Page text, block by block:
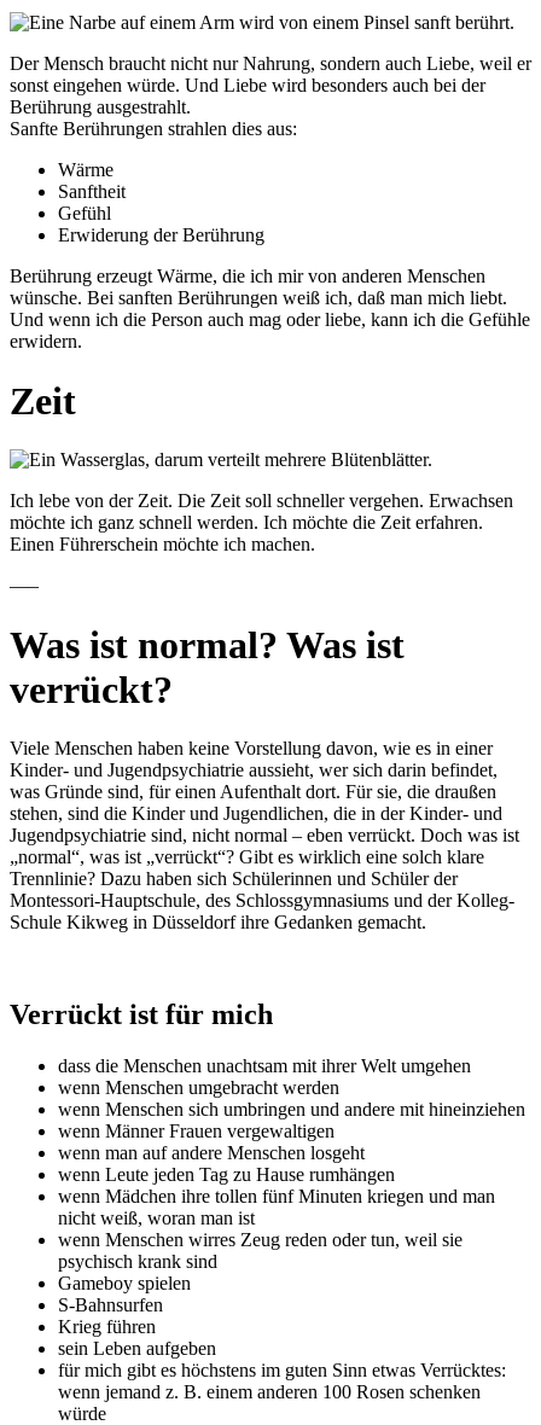
Der Mensch braucht nicht nur Nahrung, sondern auch Liebe, weil er
sonst eingehen würde. Und Liebe wird besonders auch bei der
Berührung ausgestrahlt.
Sanfte Berührungen strahlen dies aus:
Wärme
Sanftheit
Gefühl
Erwiderung der Berührung
Berührung erzeugt Wärme, die ich mir von anderen Menschen
wünsche. Bei sanften Berührungen weiß ich, daß man mich liebt.
Und wenn ich die Person auch mag oder liebe, kann ich die Gefühle
erwidern.
Zeit
Ich lebe von der Zeit. Die Zeit soll schneller vergehen. Erwachsen
möchte ich ganz schnell werden. Ich möchte die Zeit erfahren.
Einen Führerschein möchte ich machen.
—–
Was ist normal? Was ist
verrückt?
Viele Menschen haben keine Vorstellung davon, wie es in einer
Kinder- und Jugendpsychiatrie aussieht, wer sich darin befindet,
was Gründe sind, für einen Aufenthalt dort. Für sie, die draußen
stehen, sind die Kinder und Jugendlichen, die in der Kinder- und
Jugendpsychiatrie sind, nicht normal – eben verrückt. Doch was ist
„normal“, was ist „verrückt“? Gibt es wirklich eine solch klare
Trennlinie? Dazu haben sich Schülerinnen und Schüler der
Montessori-Hauptschule, des Schlossgymnasiums und der Kolleg-
Schule Kikweg in Düsseldorf ihre Gedanken gemacht.
Verrückt ist für mich
dass die Menschen unachtsam mit ihrer Welt umgehen
wenn Menschen umgebracht werden
wenn Menschen sich umbringen und andere mit hineinziehen
wenn Männer Frauen vergewaltigen
wenn man auf andere Menschen losgeht
wenn Leute jeden Tag zu Hause rumhängen
wenn Mädchen ihre tollen fünf Minuten kriegen und man
nicht weiß, woran man ist
wenn Menschen wirres Zeug reden oder tun, weil sie
psychisch krank sind
Gameboy spielen
S-Bahnsurfen
Krieg führen
sein Leben aufgeben
für mich gibt es höchstens im guten Sinn etwas Verrücktes:
wenn jemand z. B. einem anderen 100 Rosen schenken
würde